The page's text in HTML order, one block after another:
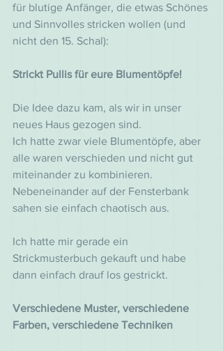
für blutige Anfänger, die etwas Schönes
und Sinnvolles stricken wollen (und
nicht den 15. Schal):
Strickt Pullis für eure Blumentöpfe!
Die Idee dazu kam, als wir in unser
neues Haus gezogen sind.
Ich hatte zwar viele Blumentöpfe, aber
alle waren verschieden und nicht gut
miteinander zu kombinieren.
Nebeneinander auf der Fensterbank
sahen sie einfach chaotisch aus.
Ich hatte mir gerade ein
Strickmusterbuch gekauft und habe
dann einfach drauf los gestrickt.
Verschiedene Muster, verschiedene
Farben, verschiedene Techniken